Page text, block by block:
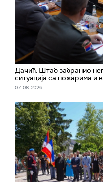
Дачић: Штаб забранио
ситуација са пожарима и
07. 08. 2026.